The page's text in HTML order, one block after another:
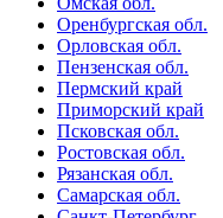
Оренбургская обл.
Орловская обл.
Пензенская обл.
Пермский край
Приморский край
Псковская обл.
Ростовская обл.
Рязанская обл.
Самарская обл.